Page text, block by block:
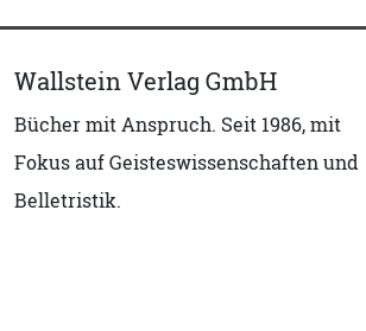
Wallstein Verlag GmbH
Bücher mit Anspruch. Seit 1986, mit
Fokus auf Geisteswissenschaften und
Belletristik.